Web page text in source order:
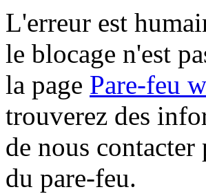
L'erreur est
le blocage n'est
la page Pare-feu
trouverez des
de nous contacter
du pare-feu.